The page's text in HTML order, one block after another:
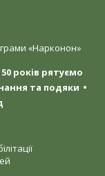
«Нарконон»
50 років рятуємо
та подяки